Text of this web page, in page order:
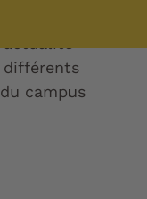
différents
campus